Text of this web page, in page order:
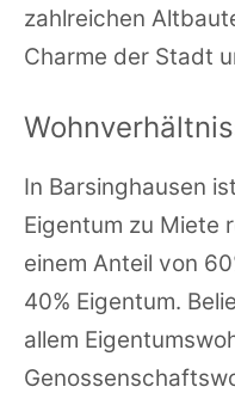
zahlreichen
Charme der Stadt
In Barsinghausen
Eigentum zu Miete
einem Anteil von
40% Eigentum.
allem